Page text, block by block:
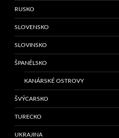
RUSKO
SLOVENSKO
SLOVINSKO
ŠPANĚLSKO
KANÁRSKÉ OSTROVY
ŠVÝCARSKO
TURECKO
UKRAJINA